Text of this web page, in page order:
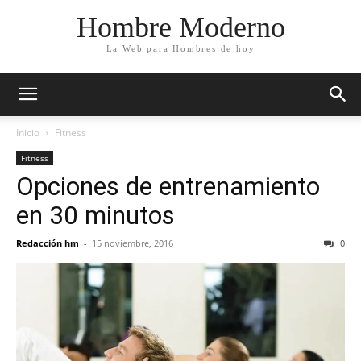
Hombre Moderno
La Web para Hombres de hoy
Inicio Fitness
Fitness
Opciones de entrenamiento
en 30 minutos
Redacción hm - 15 noviembre, 2016 0